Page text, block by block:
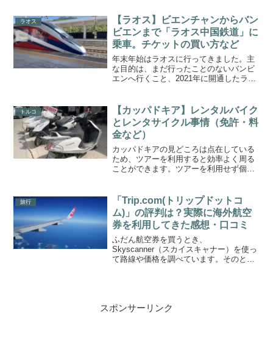
山々が綺麗に見渡せます。同じ敷地内に
あ...
ラオス
【ラオス】ビエンチャンからバン
ビエンまで「ラオス中国鉄道」に
乗車。チケットの買い方など
年末年始はラオスに行ってきました。主
な目的は、まだ行ったことのないバンビ
エンへ行くこと、2021年に開通したラオ
が、2021～2022年に鉄道と高速道路がで
きることで...
トルコ
【カッパドキア】レンタルバイク
とレンタサイクル事情（免許・料
金など）
カッパドキアの見どころは点在している
ため、ツアーを利用すると効率よく周る
ことができます。ツアーを利用せず個人
が高くなります。バスと徒歩を利用して
周る方法についてはこちら...
旅行
「Trip.com(トリップドットコ
ム)」の評判は？実際に海外航空
券を利用してきた感想・口コミ
ふだん航空券を買うとき、
Skyscanner（スカイスキャナー）を使っ
て路線や価格を調べています。そのと
スポンサーリンク